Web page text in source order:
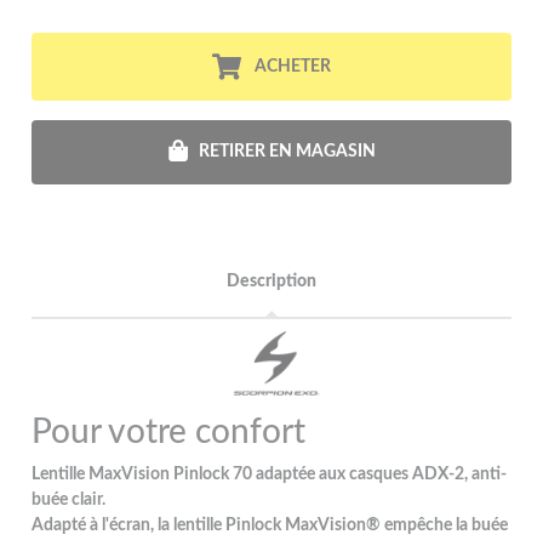
ACHETER
RETIRER EN MAGASIN
Description
Pour votre confort
Lentille MaxVision Pinlock 70 adaptée aux casques ADX-2, anti-
buée clair.
Adapté à l'écran, la lentille Pinlock MaxVision® empêche la buée